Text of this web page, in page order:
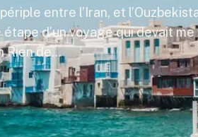
entre l’Iran, et
d’un voyage qui devait
Rien de…